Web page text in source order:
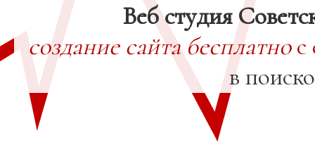
Веб студия
создание сайта бесплатнос
в